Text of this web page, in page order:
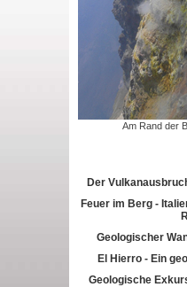
Am Rand der
Der
Feuer im Berg -
Geologischer
El Hierro - Ein
Geologische